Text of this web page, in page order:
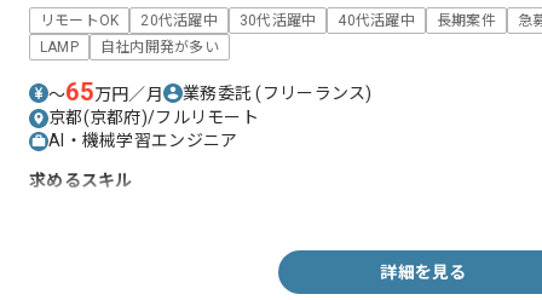
リモートOK 20代活躍中 30代活躍中 40代活躍中 長期案件
急
LAMP
自社内開発が多い
〜65万円／月 業務委託(フリーランス)
京都(京都府)/フルリモート
AI・機械学習エンジニア
求めるスキル
詳細を見る